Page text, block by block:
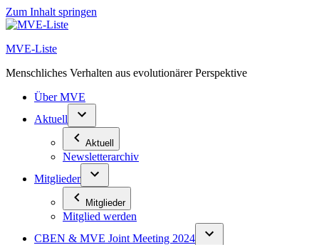
Zum Inhalt springen
MVE-Liste
Menschliches Verhalten aus evolutionärer Perspektive
Über MVE
Aktuell
Aktuell
Newsletterarchiv
Mitglieder
Mitglieder
Mitglied werden
CBEN & MVE Joint Meeting 2024